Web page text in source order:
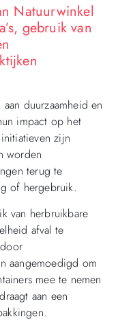
Natuurwinkel
gebruik van
duurzaamheid en
impact op het
zijn
worden
terug te
of hergebruik.
van herbruikbare
afval te
aangemoedigd om
mee te nemen
aan een